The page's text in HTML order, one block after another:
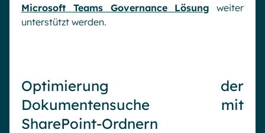
Microsoft Teams Governance Lösung weiter
unterstützt werden.
Optimierung der
Dokumentensuche mit
SharePoint-Ordnern